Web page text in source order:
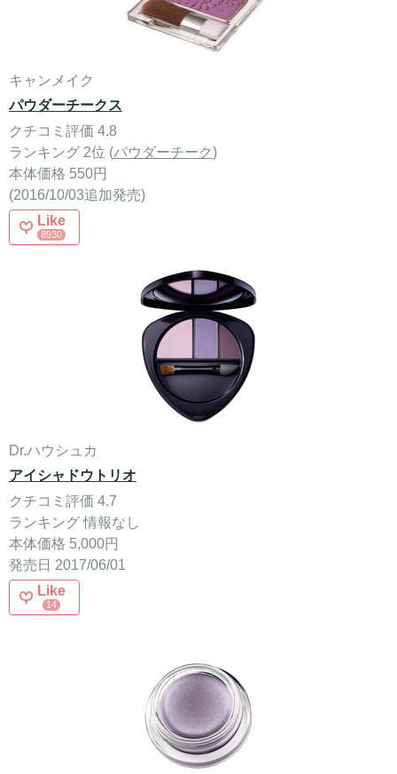
キャンメイク
パウダーチークス
クチコミ評価 4.8
ランキング 2位 (パウダーチーク)
本体価格 550円
(2016/10/03追加発売)
Like
8930
Dr.ハウシュカ
アイシャドウトリオ
クチコミ評価 4.7
ランキング 情報なし
本体価格 5,000円
発売日 2017/06/01
Like
14